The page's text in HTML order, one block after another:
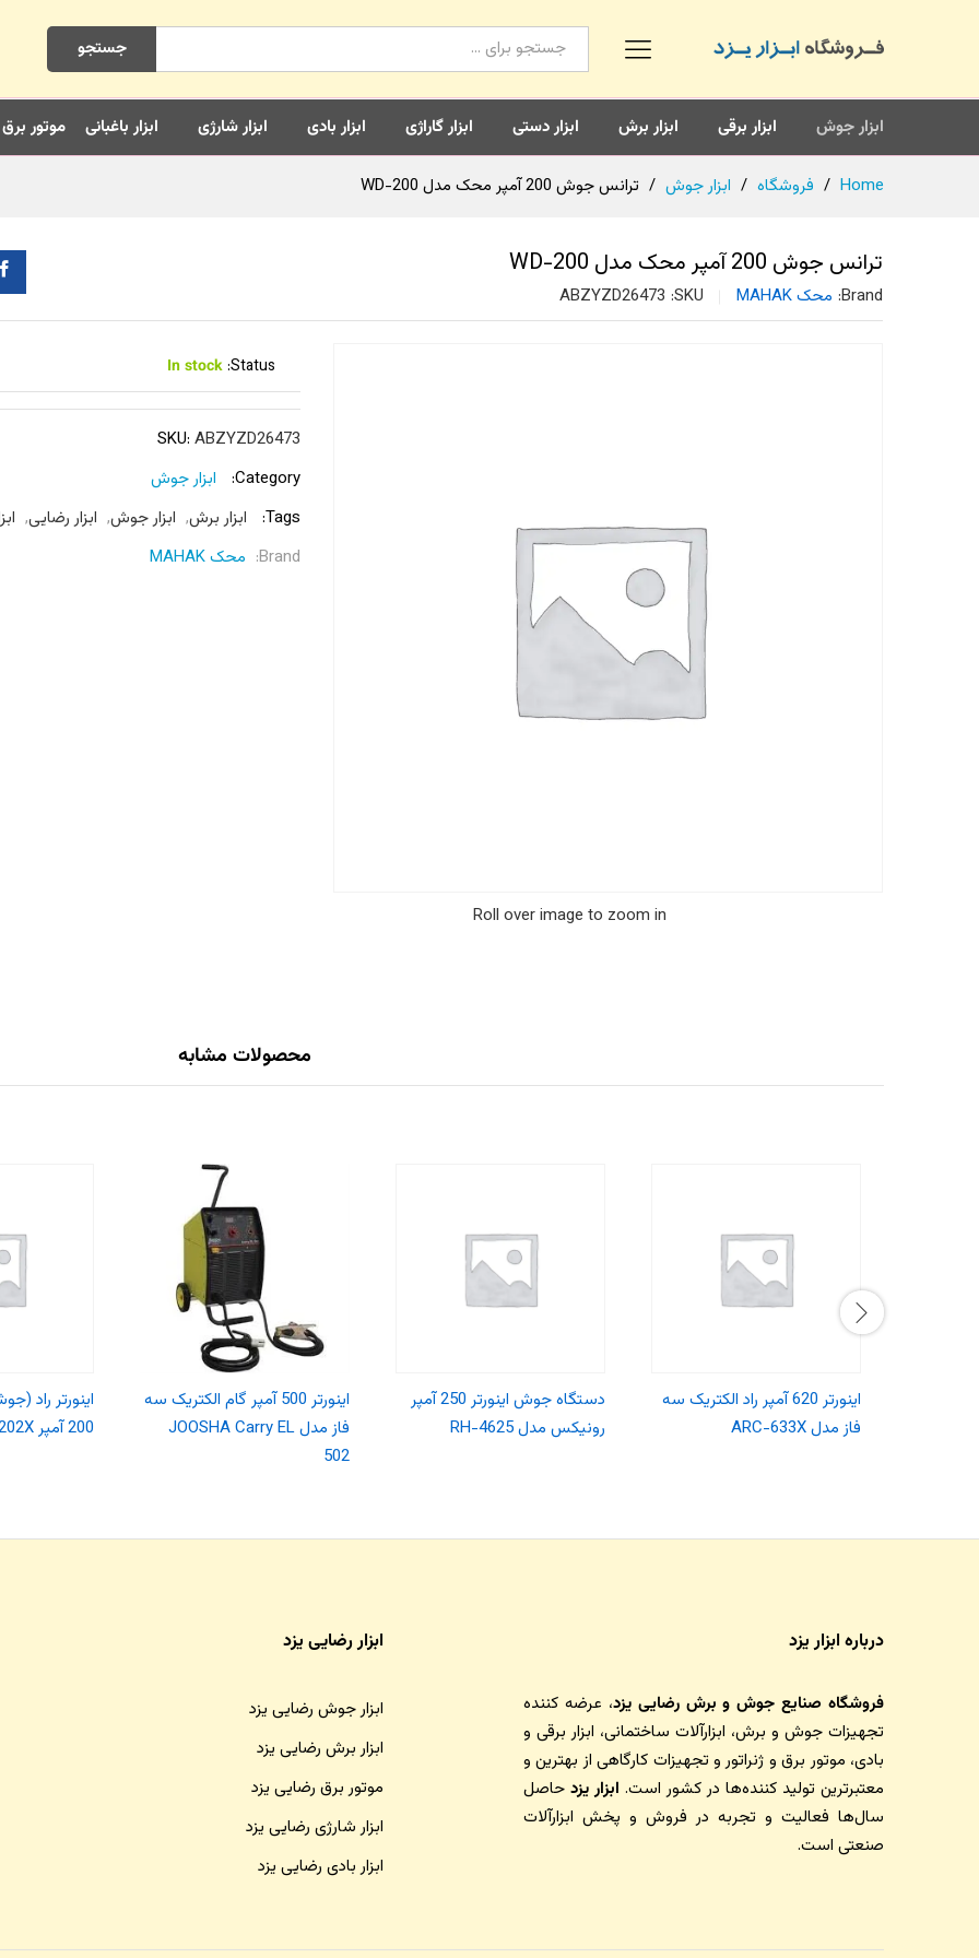
همه محصولات جستجو
ابزار جوش ابزار برقی ابزار برش ابزار دستی ابزار گاراژی ابزار بادی ابزار شارژی ابزار باغبانی موتور برق
Home
/ فروشگاه / ابزار جوش / ترانس جوش 200 آمپر محک مدل WD-200
ترانس جوش 200 آمپر محک مدل WD-200
Brand: محک MAHAK SKU:
ABZYZD26473
Roll over image to zoom in
Status:
In stock
SKU:ABZYZD26473
Category:
ابزار جوش
Tags:
ابزار برش, ابزار جوش, ابزار رضایی,
Brand: محک MAHAK
محصولات مشابه
اینورتر 620 آمپر راد الکتریک سه
فاز مدل ARC-633X
دستگاه جوش اینورتر 250 آمپر
رونیکس مدل RH-4625
اینورتر 500 آمپر گام الکتریک سه
فاز مدل JOOSHA Carry EL
502
اینورتر راد
200 آمپر ARC-202X
درباره ابزار یزد
فروشگاه صنایع جوش و برش رضایی یزد، عرضه کننده
تجهیزات جوش و برش، ابزارآلات ساختمانی، ابزار برقی و
بادی، موتور برق و ژنراتور و تجهیزات کارگاهی از بهترین و
معتبرترین تولید کننده‌ها در کشور است. ابزار یزد حاصل
سال‌ها فعالیت و تجربه در فروش و پخش ابزارآلات
صنعتی است.
ابزار رضایی یزد
ابزار جوش رضایی یزد
ابزار برش رضایی یزد
موتور برق رضایی یزد
ابزار شارژی رضایی یزد
ابزار بادی رضایی یزد